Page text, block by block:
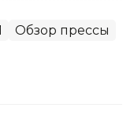
Обзор прессы